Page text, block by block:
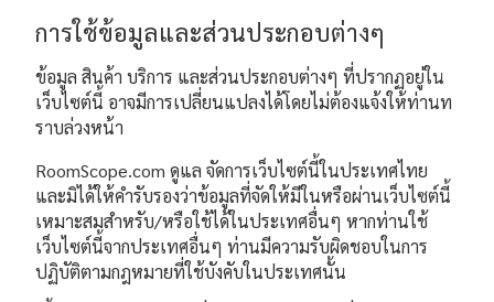
การใช้ข้อมูลและส่วนประกอบต่างๆ
ข้อมูล สินค้า บริการ และส่วนประกอบต่างๆ ที่ปรากฏอยู่ใน
เว็บไซต์นี้ อาจมีการเปลี่ยนแปลงได้โดยไม่ต้องแจ้งให้ท่านท
ราบล่วงหน้า
RoomScope.com ดูแล จัดการเว็บไซต์นี้ในประเทศไทย
และมิได้ให้คำรับรองว่าข้อมูลที่จัดให้มีในหรือผ่านเว็บไซต์นี้
เหมาะสมสำหรับ/หรือใช้ได้ในประเทศอื่นๆ หากท่านใช้
เว็บไซต์นี้จากประเทศอื่นๆ ท่านมีความรับผิดชอบในการ
ปฏิบัติตามกฎหมายที่ใช้บังคับในประเทศนั้น